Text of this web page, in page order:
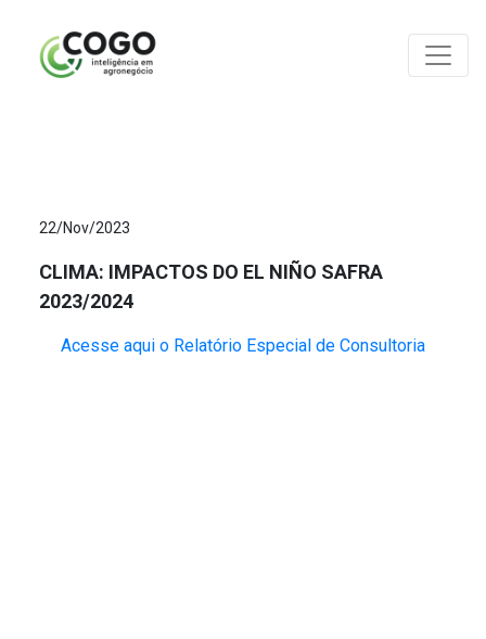
22/Nov/2023
CLIMA: IMPACTOS DO EL NIÑO SAFRA
2023/2024
Acesse aqui o Relatório Especial de Consultoria